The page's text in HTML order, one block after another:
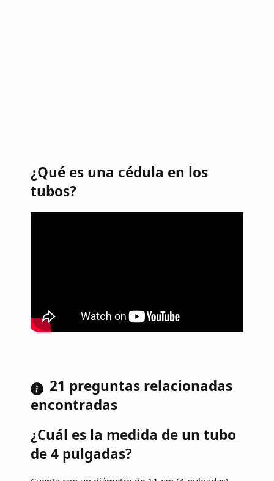
¿Qué es una cédula en los
tubos?
21 preguntas relacionadas
encontradas
¿Cuál es la medida de un tubo
de 4 pulgadas?